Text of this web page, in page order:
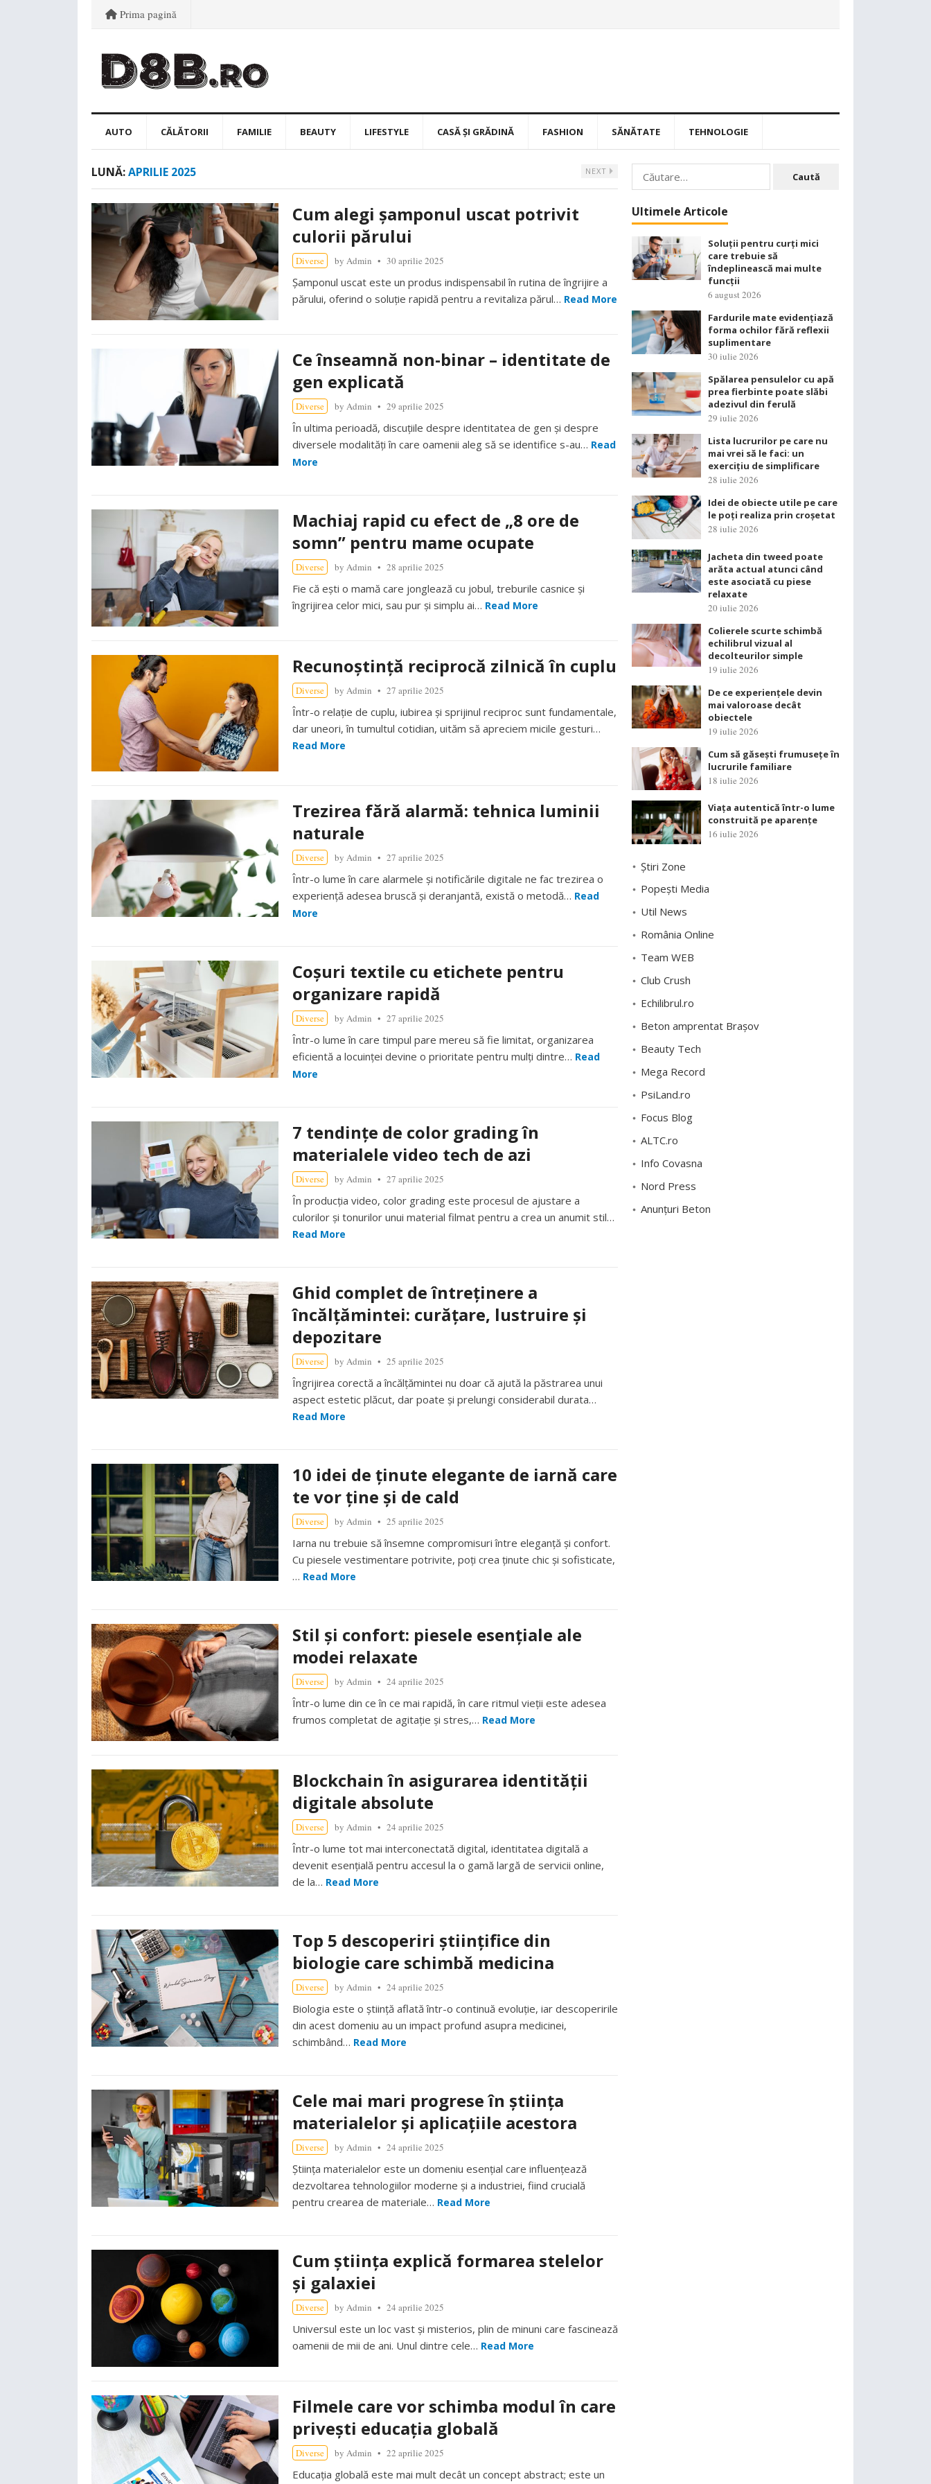
Prima pagină
AUTO CĂLĂTORII FAMILIE BEAUTY LIFESTYLE CASĂ ȘI GRĂDINĂ FASHION SĂNĂTATE TEHNOLOGIE
LUNĂ:APRILIE 2025 NEXT
Cum alegi șamponul uscat potrivit
culorii părului
Diverse by Admin 30 aprilie 2025
Șamponul uscat este un produs indispensabil în rutina de îngrijire a
părului, oferind o soluție rapidă pentru a revitaliza părul… Read More
Ce înseamnă non-binar – identitate de
gen explicată
Diverse by Admin 29 aprilie 2025
În ultima perioadă, discuțiile despre identitatea de gen și despre
diversele modalități în care oamenii aleg să se identifice s-au… Read
More
Machiaj rapid cu efect de „8 ore de
somn” pentru mame ocupate
Diverse by Admin 28 aprilie 2025
Fie că ești o mamă care jonglează cu jobul, treburile casnice și
îngrijirea celor mici, sau pur și simplu ai… Read More
Recunoștință reciprocă zilnică în cuplu
Diverse by Admin 27 aprilie 2025
Într-o relație de cuplu, iubirea și sprijinul reciproc sunt fundamentale,
dar uneori, în tumultul cotidian, uităm să apreciem micile gesturi…
Read More
Trezirea fără alarmă: tehnica luminii
naturale
Diverse by Admin 27 aprilie 2025
Într-o lume în care alarmele și notificările digitale ne fac trezirea o
experiență adesea bruscă și deranjantă, există o metodă… Read
More
Coșuri textile cu etichete pentru
organizare rapidă
Diverse by Admin 27 aprilie 2025
Într-o lume în care timpul pare mereu să fie limitat, organizarea
eficientă a locuinței devine o prioritate pentru mulți dintre… Read
More
7 tendințe de color grading în
materialele video tech de azi
Diverse by Admin 27 aprilie 2025
În producția video, color grading este procesul de ajustare a
culorilor și tonurilor unui material filmat pentru a crea un anumit stil…
Read More
Ghid complet de întreținere a
încălțămintei: curățare, lustruire și
depozitare
Diverse by Admin 25 aprilie 2025
Îngrijirea corectă a încălțămintei nu doar că ajută la păstrarea unui
aspect estetic plăcut, dar poate și prelungi considerabil durata…
Read More
10 idei de ținute elegante de iarnă care
te vor ține și de cald
Diverse by Admin 25 aprilie 2025
Iarna nu trebuie să însemne compromisuri între eleganță și confort.
Cu piesele vestimentare potrivite, poți crea ținute chic și sofisticate,
… Read More
Stil și confort: piesele esențiale ale
modei relaxate
Diverse by Admin 24 aprilie 2025
Într-o lume din ce în ce mai rapidă, în care ritmul vieții este adesea
frumos completat de agitație și stres,… Read More
Blockchain în asigurarea identității
digitale absolute
Diverse by Admin 24 aprilie 2025
Într-o lume tot mai interconectată digital, identitatea digitală a
devenit esențială pentru accesul la o gamă largă de servicii online,
de la… Read More
Top 5 descoperiri științifice din
biologie care schimbă medicina
Diverse by Admin 24 aprilie 2025
Biologia este o știință aflată într-o continuă evoluție, iar descoperirile
din acest domeniu au un impact profund asupra medicinei,
schimbând… Read More
Cele mai mari progrese în știința
materialelor și aplicațiile acestora
Diverse by Admin 24 aprilie 2025
Știința materialelor este un domeniu esențial care influențează
dezvoltarea tehnologiilor moderne și a industriei, fiind crucială
pentru crearea de materiale… Read More
Cum știința explică formarea stelelor
și galaxiei
Diverse by Admin 24 aprilie 2025
Universul este un loc vast și misterios, plin de minuni care fascinează
oamenii de mii de ani. Unul dintre cele… Read More
Filmele care vor schimba modul în care
privești educația globală
Diverse by Admin 22 aprilie 2025
Educația globală este mai mult decât un concept abstract; este un
Caută
după:
Ultimele Articole
Soluții pentru curți mici
care trebuie să
îndeplinească mai multe
funcții
6 august 2026
Fardurile mate evidențiază
forma ochilor fără reflexii
suplimentare
30 iulie 2026
Spălarea pensulelor cu apă
prea fierbinte poate slăbi
adezivul din ferulă
29 iulie 2026
Lista lucrurilor pe care nu
mai vrei să le faci: un
exercițiu de simplificare
28 iulie 2026
Idei de obiecte utile pe care
le poți realiza prin croșetat
28 iulie 2026
Jacheta din tweed poate
arăta actual atunci când
este asociată cu piese
relaxate
20 iulie 2026
Colierele scurte schimbă
echilibrul vizual al
decolteurilor simple
19 iulie 2026
De ce experiențele devin
mai valoroase decât
obiectele
19 iulie 2026
Cum să găsești frumusețe în
lucrurile familiare
18 iulie 2026
Viața autentică într-o lume
construită pe aparențe
16 iulie 2026
Știri Zone
Popești Media
Util News
România Online
Team WEB
Club Crush
Echilibrul.ro
Beton amprentat Brașov
Beauty Tech
Mega Record
PsiLand.ro
Focus Blog
ALTC.ro
Info Covasna
Nord Press
Anunțuri Beton